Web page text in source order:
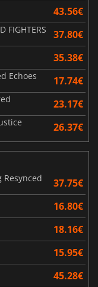
43.56€
FIGHTERS 37.80€
35.38€
Echoes 17.74€
23.17€
26.37€
Resynced
37.75€
16.80€
18.16€
15.95€
45.28€